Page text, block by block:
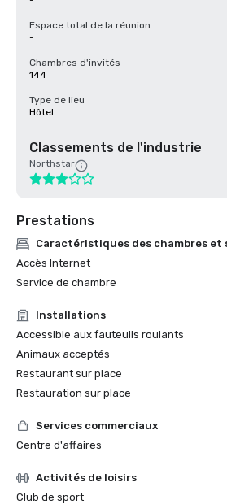
Espace total de la réunion
-
Chambres d'invités
144
Type de lieu
Hôtel
Classements de l'industrie
Northstar
Prestations
Caractéristiques des chambres et
Accès Internet
Service de chambre
Installations
Accessible aux fauteuils roulants
Animaux acceptés
Restaurant sur place
Restauration sur place
Services commerciaux
Centre d'affaires
Activités de loisirs
Club de sport